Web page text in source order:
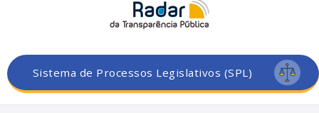
Sistema de Processos Legislativos (SPL)